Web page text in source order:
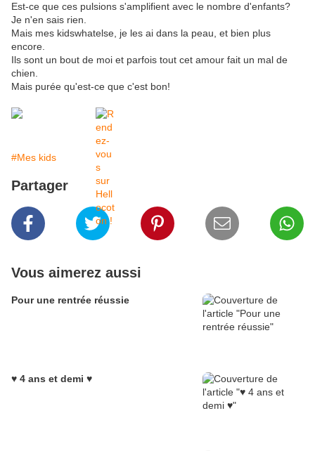
Est-ce que ces pulsions s'amplifient avec le nombre d'enfants?
Je n'en sais rien.
Mais mes kidswhatelse, je les ai dans la peau, et bien plus
encore.
​Ils sont un bout de moi et parfois tout cet amour fait un mal de
chien.
Mais purée qu'est-ce que c'est bon!
#Mes kids
Partager
Vous aimerez aussi
Pour une rentrée réussie
♥ 4 ans et demi ♥